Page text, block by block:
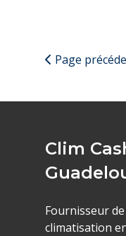
Page
Clim
Fournisseur
climatisation